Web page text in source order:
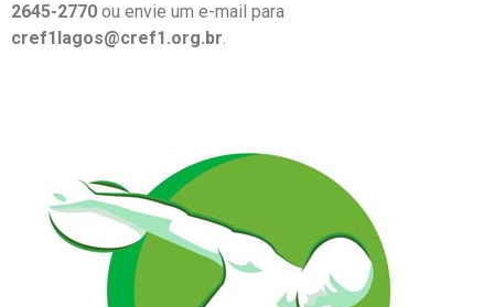
2645-2770 ou envie um e-mail para
cref1lagos@cref1.org.br.